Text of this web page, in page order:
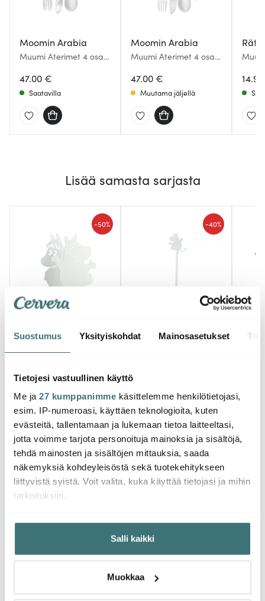
Suostumus Yksityiskohdat Mainosasetukset
Tietojesi vastuullinen käyttö
Me ja 27 kumppanimme käsittelemme henkilötietojasi,
esim. IP-numeroasi, käyttäen teknologioita, kuten
evästeitä, tallentamaan ja lukemaan tietoa laitteeltasi,
jotta voimme tarjota personoituja mainoksia ja sisältöjä,
tehdä mainosten ja sisältöjen mittauksia, saada
näkemyksiä kohdeyleisöstä sekä tuotekehitykseen
liittyvistä syistä. Voit valita, kuka käyttää tietojasi ja mihin
tarkoituksiin.
Jos sallit, haluamme myös tehdä seuraavia:
Kerätä tietoja maantieteellisestä sijainnistasi,
mahdollisesti muutaman metrin tarkkuudella
aktiivisesti (sormenjäljen muodostaminen)
Salli kaikki
Muokkaa
Moomin Arabia
Muumi Aterimet 4 osaa
47.00 €
Saatavilla
Moomin Arabia
Muumi Aterimet 4 osaa
47.00 €
Muutama jäljellä
Rätt
Lisää samasta sarjasta
Muumi Servettiteline
-50%
Saatavilla
Muumi Kukkatikku 21
-40%
Saatat pitää myös näistä